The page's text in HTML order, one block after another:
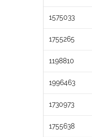
1575033
1755265
1198810
1996463
1730973
1755638